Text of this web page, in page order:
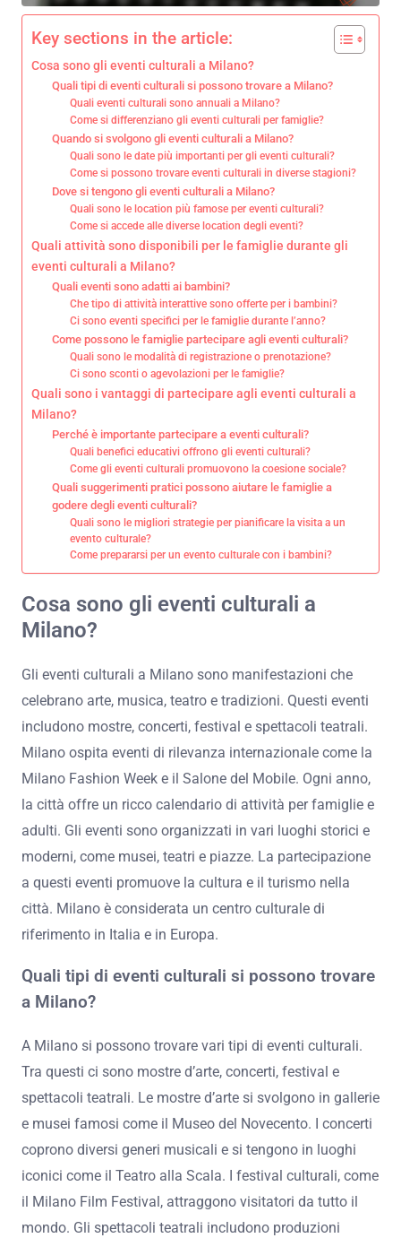
Key sections in the article:
Cosa sono gli eventi culturali a Milano?
Quali tipi di eventi culturali si possono trovare a Milano?
Quali eventi culturali sono annuali a Milano?
Come si differenziano gli eventi culturali per famiglie?
Quando si svolgono gli eventi culturali a Milano?
Quali sono le date più importanti per gli eventi culturali?
Come si possono trovare eventi culturali in diverse stagioni?
Dove si tengono gli eventi culturali a Milano?
Quali sono le location più famose per eventi culturali?
Come si accede alle diverse location degli eventi?
Quali attività sono disponibili per le famiglie durante gli
eventi culturali a Milano?
Quali eventi sono adatti ai bambini?
Che tipo di attività interattive sono offerte per i bambini?
Ci sono eventi specifici per le famiglie durante l’anno?
Come possono le famiglie partecipare agli eventi culturali?
Quali sono le modalità di registrazione o prenotazione?
Ci sono sconti o agevolazioni per le famiglie?
Quali sono i vantaggi di partecipare agli eventi culturali a
Milano?
Perché è importante partecipare a eventi culturali?
Quali benefici educativi offrono gli eventi culturali?
Come gli eventi culturali promuovono la coesione sociale?
Quali suggerimenti pratici possono aiutare le famiglie a
godere degli eventi culturali?
Quali sono le migliori strategie per pianificare la visita a un
evento culturale?
Come prepararsi per un evento culturale con i bambini?
Cosa sono gli eventi culturali a
Milano?
Gli eventi culturali a Milano sono manifestazioni che
celebrano arte, musica, teatro e tradizioni. Questi eventi
includono mostre, concerti, festival e spettacoli teatrali.
Milano ospita eventi di rilevanza internazionale come la
Milano Fashion Week e il Salone del Mobile. Ogni anno,
la città offre un ricco calendario di attività per famiglie e
adulti. Gli eventi sono organizzati in vari luoghi storici e
moderni, come musei, teatri e piazze. La partecipazione
a questi eventi promuove la cultura e il turismo nella
città. Milano è considerata un centro culturale di
riferimento in Italia e in Europa.
Quali tipi di eventi culturali si possono trovare
a Milano?
A Milano si possono trovare vari tipi di eventi culturali.
Tra questi ci sono mostre d’arte, concerti, festival e
spettacoli teatrali. Le mostre d’arte si svolgono in gallerie
e musei famosi come il Museo del Novecento. I concerti
coprono diversi generi musicali e si tengono in luoghi
iconici come il Teatro alla Scala. I festival culturali, come
il Milano Film Festival, attraggono visitatori da tutto il
mondo. Gli spettacoli teatrali includono produzioni